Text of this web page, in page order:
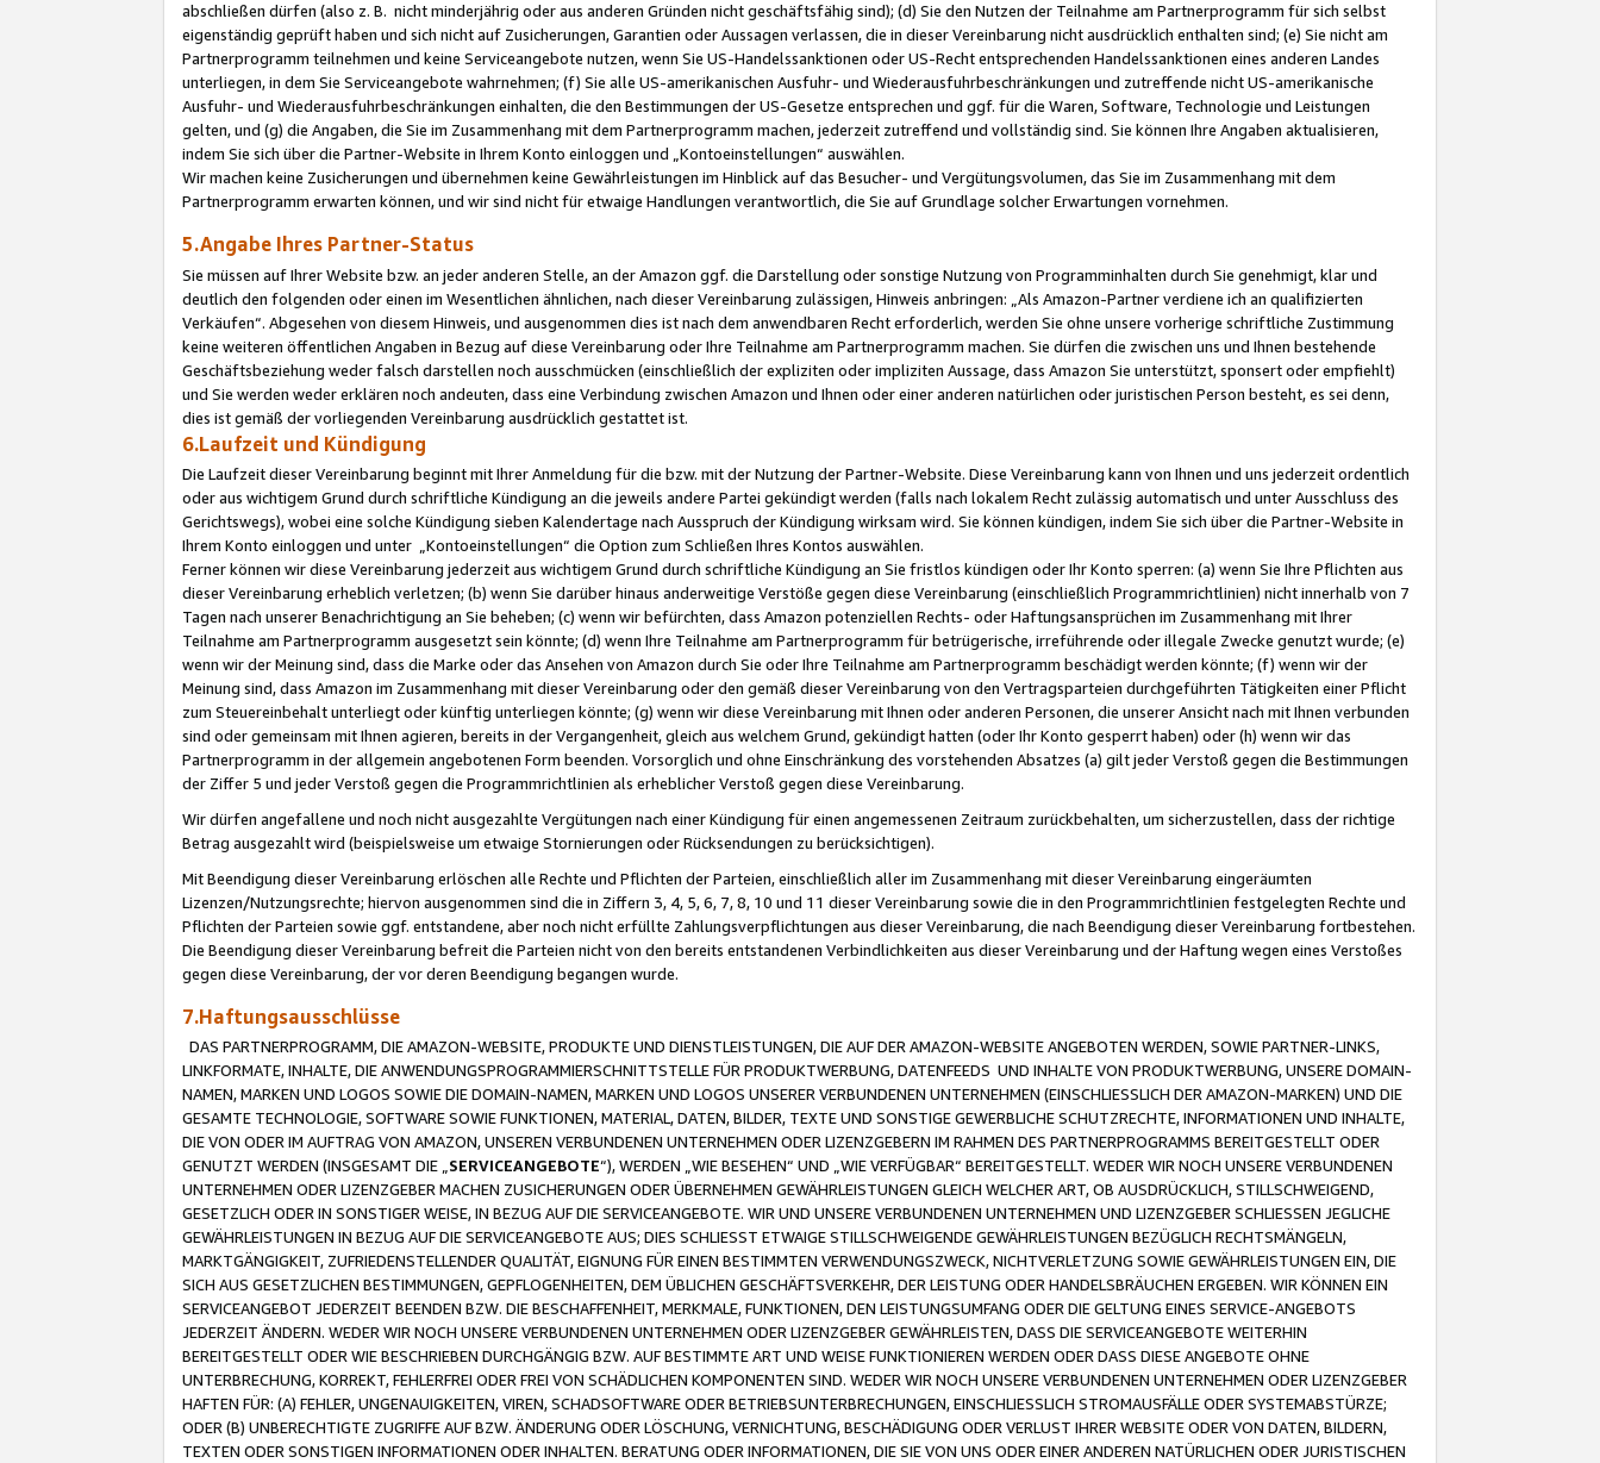
abschließen dürfen (also z. B. nicht minderjährig oder aus anderen Gründen nicht geschäftsfähig sind); (d) Sie den Nutzen der Teilnahme am Partnerprogramm für sich selbst
eigenständig geprüft haben und sich nicht auf Zusicherungen, Garantien oder Aussagen verlassen, die in dieser Vereinbarung nicht ausdrücklich enthalten sind; (e) Sie nicht am
Partnerprogramm teilnehmen und keine Serviceangebote nutzen, wenn Sie US-Handelssanktionen oder US-Recht entsprechenden Handelssanktionen eines anderen Landes
unterliegen, in dem Sie Serviceangebote wahrnehmen; (f) Sie alle US-amerikanischen Ausfuhr- und Wiederausfuhrbeschränkungen und zutreffende nicht US-amerikanische
Ausfuhr- und Wiederausfuhrbeschränkungen einhalten, die den Bestimmungen der US-Gesetze entsprechen und ggf. für die Waren, Software, Technologie und Leistungen
gelten, und (g) die Angaben, die Sie im Zusammenhang mit dem Partnerprogramm machen, jederzeit zutreffend und vollständig sind. Sie können Ihre Angaben aktualisieren,
indem Sie sich über die Partner-Website in Ihrem Konto einloggen und „Kontoeinstellungen“ auswählen.
Wir machen keine Zusicherungen und übernehmen keine Gewährleistungen im Hinblick auf das Besucher- und Vergütungsvolumen, das Sie im Zusammenhang mit dem
Partnerprogramm erwarten können, und wir sind nicht für etwaige Handlungen verantwortlich, die Sie auf Grundlage solcher Erwartungen vornehmen.
5.Angabe Ihres Partner-Status
Sie müssen auf Ihrer Website bzw. an jeder anderen Stelle, an der Amazon ggf. die Darstellung oder sonstige Nutzung von Programminhalten durch Sie genehmigt, klar und
deutlich den folgenden oder einen im Wesentlichen ähnlichen, nach dieser Vereinbarung zulässigen, Hinweis anbringen: „Als Amazon-Partner verdiene ich an qualifizierten
Verkäufen“. Abgesehen von diesem Hinweis, und ausgenommen dies ist nach dem anwendbaren Recht erforderlich, werden Sie ohne unsere vorherige schriftliche Zustimmung
keine weiteren öffentlichen Angaben in Bezug auf diese Vereinbarung oder Ihre Teilnahme am Partnerprogramm machen. Sie dürfen die zwischen uns und Ihnen bestehende
Geschäftsbeziehung weder falsch darstellen noch ausschmücken (einschließlich der expliziten oder impliziten Aussage, dass Amazon Sie unterstützt, sponsert oder empfiehlt)
und Sie werden weder erklären noch andeuten, dass eine Verbindung zwischen Amazon und Ihnen oder einer anderen natürlichen oder juristischen Person besteht, es sei denn,
dies ist gemäß der vorliegenden Vereinbarung ausdrücklich gestattet ist.
6.Laufzeit und Kündigung
Die Laufzeit dieser Vereinbarung beginnt mit Ihrer Anmeldung für die bzw. mit der Nutzung der Partner-Website. Diese Vereinbarung kann von Ihnen und uns jederzeit ordentlich
oder aus wichtigem Grund durch schriftliche Kündigung an die jeweils andere Partei gekündigt werden (falls nach lokalem Recht zulässig automatisch und unter Ausschluss des
Gerichtswegs), wobei eine solche Kündigung sieben Kalendertage nach Ausspruch der Kündigung wirksam wird. Sie können kündigen, indem Sie sich über die Partner-Website in
Ihrem Konto einloggen und unter „Kontoeinstellungen“ die Option zum Schließen Ihres Kontos auswählen.
Ferner können wir diese Vereinbarung jederzeit aus wichtigem Grund durch schriftliche Kündigung an Sie fristlos kündigen oder Ihr Konto sperren: (a) wenn Sie Ihre Pflichten aus
dieser Vereinbarung erheblich verletzen; (b) wenn Sie darüber hinaus anderweitige Verstöße gegen diese Vereinbarung (einschließlich Programmrichtlinien) nicht innerhalb von 7
Tagen nach unserer Benachrichtigung an Sie beheben; (c) wenn wir befürchten, dass Amazon potenziellen Rechts- oder Haftungsansprüchen im Zusammenhang mit Ihrer
Teilnahme am Partnerprogramm ausgesetzt sein könnte; (d) wenn Ihre Teilnahme am Partnerprogramm für betrügerische, irreführende oder illegale Zwecke genutzt wurde; (e)
wenn wir der Meinung sind, dass die Marke oder das Ansehen von Amazon durch Sie oder Ihre Teilnahme am Partnerprogramm beschädigt werden könnte; (f) wenn wir der
Meinung sind, dass Amazon im Zusammenhang mit dieser Vereinbarung oder den gemäß dieser Vereinbarung von den Vertragsparteien durchgeführten Tätigkeiten einer Pflicht
zum Steuereinbehalt unterliegt oder künftig unterliegen könnte; (g) wenn wir diese Vereinbarung mit Ihnen oder anderen Personen, die unserer Ansicht nach mit Ihnen verbunden
sind oder gemeinsam mit Ihnen agieren, bereits in der Vergangenheit, gleich aus welchem Grund, gekündigt hatten (oder Ihr Konto gesperrt haben) oder (h) wenn wir das
Partnerprogramm in der allgemein angebotenen Form beenden. Vorsorglich und ohne Einschränkung des vorstehenden Absatzes (a) gilt jeder Verstoß gegen die Bestimmungen
der Ziffer 5 und jeder Verstoß gegen die Programmrichtlinien als erheblicher Verstoß gegen diese Vereinbarung.
Wir dürfen angefallene und noch nicht ausgezahlte Vergütungen nach einer Kündigung für einen angemessenen Zeitraum zurückbehalten, um sicherzustellen, dass der richtige
Betrag ausgezahlt wird (beispielsweise um etwaige Stornierungen oder Rücksendungen zu berücksichtigen).
Mit Beendigung dieser Vereinbarung erlöschen alle Rechte und Pflichten der Parteien, einschließlich aller im Zusammenhang mit dieser Vereinbarung eingeräumten
Lizenzen/Nutzungsrechte; hiervon ausgenommen sind die in Ziffern 3, 4, 5, 6, 7, 8, 10 und 11 dieser Vereinbarung sowie die in den Programmrichtlinien festgelegten Rechte und
Pflichten der Parteien sowie ggf. entstandene, aber noch nicht erfüllte Zahlungsverpflichtungen aus dieser Vereinbarung, die nach Beendigung dieser Vereinbarung fortbestehen.
Die Beendigung dieser Vereinbarung befreit die Parteien nicht von den bereits entstandenen Verbindlichkeiten aus dieser Vereinbarung und der Haftung wegen eines Verstoßes
gegen diese Vereinbarung, der vor deren Beendigung begangen wurde.
7.Haftungsausschlüsse
DAS PARTNERPROGRAMM, DIE AMAZON-WEBSITE, PRODUKTE UND DIENSTLEISTUNGEN, DIE AUF DER AMAZON-WEBSITE ANGEBOTEN WERDEN, SOWIE PARTNER-LINKS,
LINKFORMATE, INHALTE, DIE ANWENDUNGSPROGRAMMIERSCHNITTSTELLE FÜR PRODUKTWERBUNG, DATENFEEDS UND INHALTE VON PRODUKTWERBUNG, UNSERE DOMAIN-
NAMEN, MARKEN UND LOGOS SOWIE DIE DOMAIN-NAMEN, MARKEN UND LOGOS UNSERER VERBUNDENEN UNTERNEHMEN (EINSCHLIESSLICH DER AMAZON-MARKEN) UND DIE
GESAMTE TECHNOLOGIE, SOFTWARE SOWIE FUNKTIONEN, MATERIAL, DATEN, BILDER, TEXTE UND SONSTIGE GEWERBLICHE SCHUTZRECHTE, INFORMATIONEN UND INHALTE,
DIE VON ODER IM AUFTRAG VON AMAZON, UNSEREN VERBUNDENEN UNTERNEHMEN ODER LIZENZGEBERN IM RAHMEN DES PARTNERPROGRAMMS BEREITGESTELLT ODER
GENUTZT WERDEN (INSGESAMT DIE „ SERVICEANGEBOTE“), WERDEN „WIE BESEHEN“ UND „WIE VERFÜGBAR“ BEREITGESTELLT. WEDER WIR NOCH UNSERE VERBUNDENEN
UNTERNEHMEN ODER LIZENZGEBER MACHEN ZUSICHERUNGEN ODER ÜBERNEHMEN GEWÄHRLEISTUNGEN GLEICH WELCHER ART, OB AUSDRÜCKLICH, STILLSCHWEIGEND,
GESETZLICH ODER IN SONSTIGER WEISE, IN BEZUG AUF DIE SERVICEANGEBOTE. WIR UND UNSERE VERBUNDENEN UNTERNEHMEN UND LIZENZGEBER SCHLIESSEN JEGLICHE
GEWÄHRLEISTUNGEN IN BEZUG AUF DIE SERVICEANGEBOTE AUS; DIES SCHLIESST ETWAIGE STILLSCHWEIGENDE GEWÄHRLEISTUNGEN BEZÜGLICH RECHTSMÄNGELN,
MARKTGÄNGIGKEIT, ZUFRIEDENSTELLENDER QUALITÄT, EIGNUNG FÜR EINEN BESTIMMTEN VERWENDUNGSZWECK, NICHTVERLETZUNG SOWIE GEWÄHRLEISTUNGEN EIN, DIE
SICH AUS GESETZLICHEN BESTIMMUNGEN, GEPFLOGENHEITEN, DEM ÜBLICHEN GESCHÄFTSVERKEHR, DER LEISTUNG ODER HANDELSBRÄUCHEN ERGEBEN. WIR KÖNNEN EIN
SERVICEANGEBOT JEDERZEIT BEENDEN BZW. DIE BESCHAFFENHEIT, MERKMALE, FUNKTIONEN, DEN LEISTUNGSUMFANG ODER DIE GELTUNG EINES SERVICE-ANGEBOTS
JEDERZEIT ÄNDERN. WEDER WIR NOCH UNSERE VERBUNDENEN UNTERNEHMEN ODER LIZENZGEBER GEWÄHRLEISTEN, DASS DIE SERVICEANGEBOTE WEITERHIN
BEREITGESTELLT ODER WIE BESCHRIEBEN DURCHGÄNGIG BZW. AUF BESTIMMTE ART UND WEISE FUNKTIONIEREN WERDEN ODER DASS DIESE ANGEBOTE OHNE
UNTERBRECHUNG, KORREKT, FEHLERFREI ODER FREI VON SCHÄDLICHEN KOMPONENTEN SIND. WEDER WIR NOCH UNSERE VERBUNDENEN UNTERNEHMEN ODER LIZENZGEBER
HAFTEN FÜR: (A) FEHLER, UNGENAUIGKEITEN, VIREN, SCHADSOFTWARE ODER BETRIEBSUNTERBRECHUNGEN, EINSCHLIESSLICH STROMAUSFÄLLE ODER SYSTEMABSTÜRZE;
ODER (B) UNBERECHTIGTE ZUGRIFFE AUF BZW. ÄNDERUNG ODER LÖSCHUNG, VERNICHTUNG, BESCHÄDIGUNG ODER VERLUST IHRER WEBSITE ODER VON DATEN, BILDERN,
TEXTEN ODER SONSTIGEN INFORMATIONEN ODER INHALTEN. BERATUNG ODER INFORMATIONEN, DIE SIE VON UNS ODER EINER ANDEREN NATÜRLICHEN ODER JURISTISCHEN